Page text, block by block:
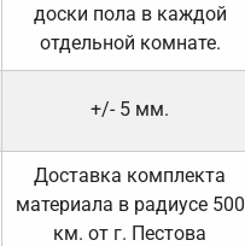
доски пола в каждой
отдельной комнате.
+/- 5 мм.
Доставка комплекта
материала в радиусе 500
км. от г. Пестова